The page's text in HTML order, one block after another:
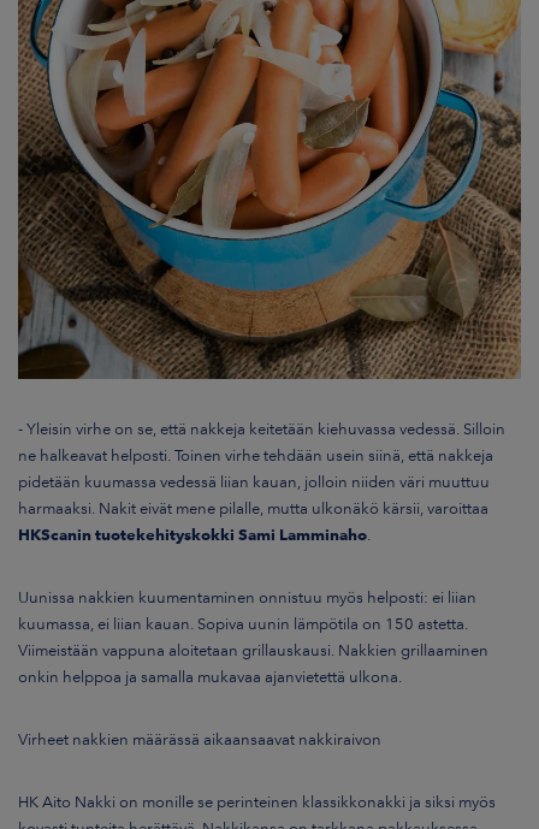
-Yleisin virhe on se, että nakkeja keitetään kiehuvassa vedessä. Silloin
ne halkeavat helposti. Toinen virhe tehdään usein siinä, että nakkeja
pidetään kuumassa vedessä liian kauan, jolloin niiden väri muuttuu
harmaaksi. Nakit eivät mene pilalle, mutta ulkonäkö kärsii, varoittaa
HKScanin tuotekehityskokki Sami Lamminaho
Uunissa nakkien kuumentaminen onnistuu myös helposti: ei liian
kuumassa, ei liian kauan. Sopiva uunin lämpötila on 150 astetta.
Viimeistään vappuna aloitetaan grillauskausi. Nakkien grillaaminen
onkin helppoa ja samalla mukavaa ajanvietettä ulkona.
Virheet nakkien määrässä aikaansaavat nakkiraivon
HK Aito Nakki on monille se perinteinen klassikkonakki ja siksi myös